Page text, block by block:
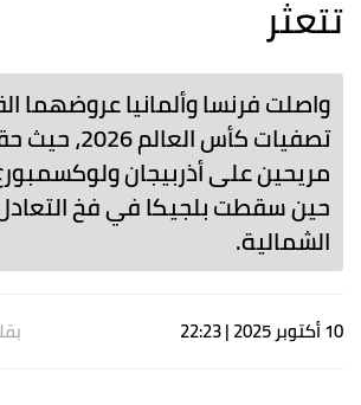
تتعثر
واصلت فرنسا وألمانيا عروضهما
تصفيات كأس
مريحين على أذربيجان
حين سقطت بلجيكا في فخ
الشمالية.
10 أكتوبر 2025 | 22:23